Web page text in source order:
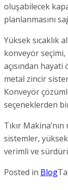
oluşabilecek
planlanmasını
Yüksek sıcaklık
konveyör
açısından hayati
metal zincir
Konveyör
seçeneklerden
Tıkır
sistemler,
verimli ve
Posted in Blog